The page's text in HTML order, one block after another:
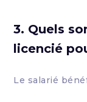
3. Quels
licencié
Le salarié